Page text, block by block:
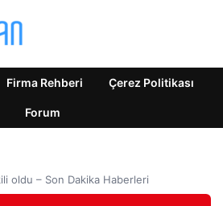
Firma Rehberi Çerez Politikası
Forum
oldu – Son Dakika Haberleri